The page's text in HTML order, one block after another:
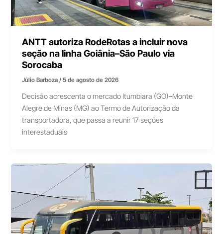
ANTT autoriza RodeRotas a incluir nova
seção na linha Goiânia–São Paulo via
Sorocaba
Júlio Barboza/5 de agosto de 2026
Decisão acrescenta o mercado Itumbiara (GO)–Monte
Alegre de Minas (MG) ao Termo de Autorização da
transportadora, que passa a reunir 17 seções
interestaduais